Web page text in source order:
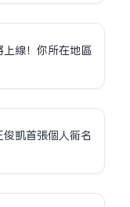
線！你所在地區
凱首張個人同名